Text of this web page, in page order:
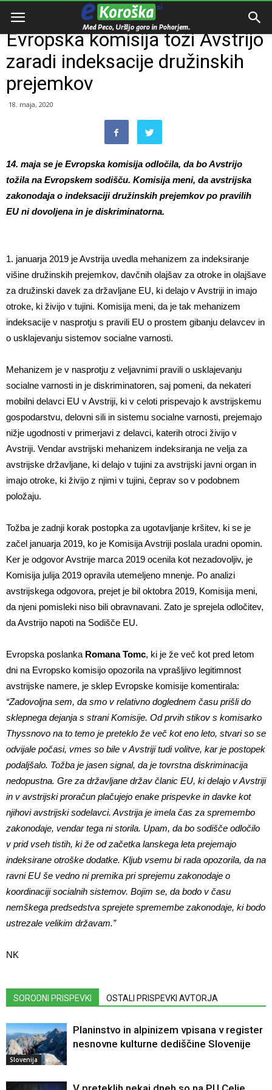
Domov Zanimivosti
Evropska komisija toži Avstrijo
zaradi indeksacije družinskih
prejemkov
18. maja, 2020
14. maja se je Evropska komisija odločila, da bo Avstrijo
tožila na Evropskem sodišču. Komisija meni, da avstrijska
zakonodaja o indeksaciji družinskih prejemkov po pravilih
EU ni dovoljena in je diskriminatorna.
1. januarja 2019 je Avstrija uvedla mehanizem za indeksiranje
višine družinskih prejemkov, davčnih olajšav za otroke in olajšave
za družinski davek za državljane EU, ki delajo v Avstriji in imajo
otroke, ki živijo v tujini. Komisija meni, da je tak mehanizem
indeksacije v nasprotju s pravili EU o prostem gibanju delavcev in
o usklajevanju sistemov socialne varnosti.
Mehanizem je v nasprotju z veljavnimi pravili o usklajevanju
socialne varnosti in je diskriminatoren, saj pomeni, da nekateri
mobilni delavci EU v Avstriji, ki v celoti prispevajo k avstrijskemu
gospodarstvu, delovni sili in sistemu socialne varnosti, prejemajo
nižje ugodnosti v primerjavi z delavci, katerih otroci živijo v
Avstriji. Vendar avstrijski mehanizem indeksiranja ne velja za
avstrijske državljane, ki delajo v tujini za avstrijski javni organ in
imajo otroke, ki živijo z njimi v tujini, čeprav so v podobnem
položaju.
Tožba je zadnji korak postopka za ugotavljanje kršitev, ki se je
začel januarja 2019, ko je Komisija Avstriji poslala uradni opomin.
Ker je odgovor Avstrije marca 2019 ocenila kot nezadovoljiv, je
Komisija julija 2019 opravila utemeljeno mnenje. Po analizi
avstrijskega odgovora, prejet je bil oktobra 2019, Komisija meni,
da njeni pomisleki niso bili obravnavani. Zato je sprejela odločitev,
da Avstrijo napoti na Sodišče EU.
Evropska poslanka Romana Tomc, ki je že več kot pred letom
dni na Evropsko komisijo opozorila na vprašljivo legitimnost
avstrijske namere, je sklep Evropske komisije komentirala:
“Zadovoljna sem, da smo v relativno doglednem času prišli do
sklepnega dejanja s strani Komisije. Od prvih stikov s komisarko
Thyssnovo na to temo je preteklo že več kot eno leto, stvari so se
odvijale počasi, vmes so bile v Avstriji tudi volitve, kar je postopek
podaljšalo. Tožba je jasen signal, da je tovrstna diskriminacija
nedopustna. Gre za državljane držav članic EU, ki delajo v Avstriji
in v avstrijski proračun plačujejo enake prispevke in davke kot
njihovi avstrijski sodelavci. Avstrija je imela čas za spremembo
zakonodaje, vendar tega ni storila. Upam, da bo sodišče odločilo
v prid vseh tistih, ki že od začetka lanskega leta prejemajo
indeksirane otroške dodatke. Kljub vsemu bi rada opozorila, da na
ravni EU še vedno ni premika pri sprejemu zakonodaje o
koordinaciji socialnih sistemov. Bojim se, da bodo v času
nemškega predsedstva sprejete spremembe zakonodaje, ki bodo
ustrezale velikim državam.”
NK
SORODNI PRISPEVKI OSTALI PRISPEVKI AVTORJA
Slovenija
Planinstvo in alpinizem vpisana v register
nesnovne kulturne dediščine Slovenije